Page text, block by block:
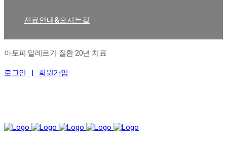
진료안내&오시는길
아토피·알레르기 질환 20년 치료
로그인 | 회원가입